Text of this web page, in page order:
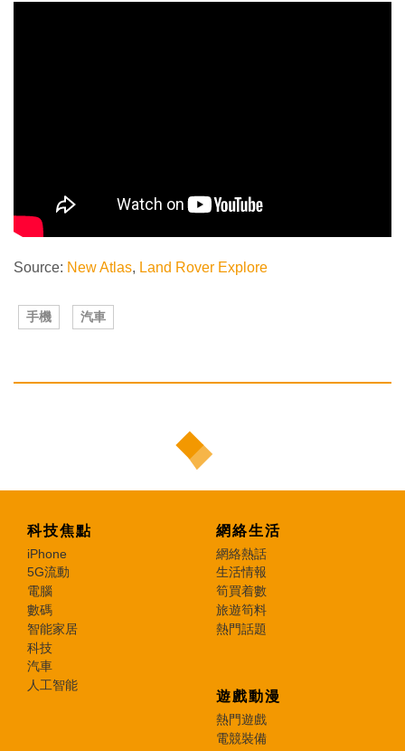
Source: New Atlas, Land Rover Explore
手機 汽車
科技焦點
iPhone
5G流動
電腦
數碼
智能家居
科技
汽車
人工智能
網絡生活
網絡熱話
生活情報
筍買着數
旅遊筍料
熱門話題
遊戲動漫
熱門遊戲
電競裝備